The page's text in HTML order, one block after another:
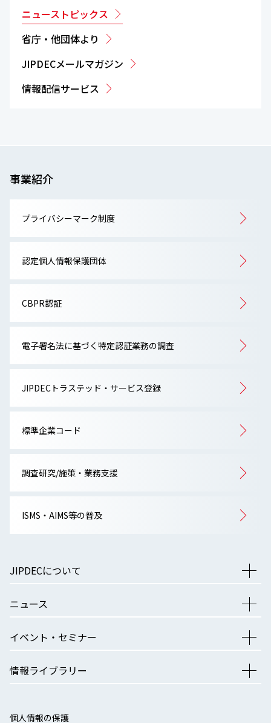
ニューストピックス
省庁・他団体より
JIPDECメールマガジン
情報配信サービス
事業紹介
プライバシーマーク制度
認定個人情報保護団体
CBPR認証
電子署名法に基づく特定認証業務の調査
JIPDECトラステッド・サービス登録
標準企業コード
調査研究/施策・業務支援
ISMS・AIMS等の普及
JIPDECについて
ニュース
イベント・セミナー
情報ライブラリー
個人情報の保護